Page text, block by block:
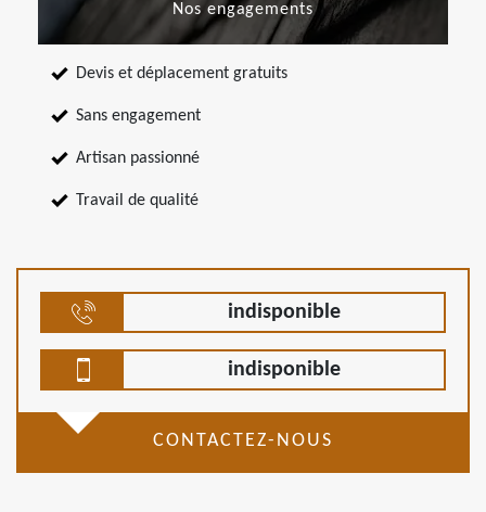
Nos engagements
Devis et déplacement gratuits
Sans engagement
Artisan passionné
Travail de qualité
indisponible
indisponible
CONTACTEZ-NOUS